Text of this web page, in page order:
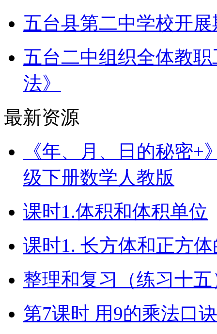
五台县第二中学校开
五台二中组织全体教
法》
最新资源
《年、月、日的秘密+
级下册数学人教版
课时1.体积和体积单位
课时1. 长方体和正方
整理和复习（练习十五
第7课时 用9的乘法口